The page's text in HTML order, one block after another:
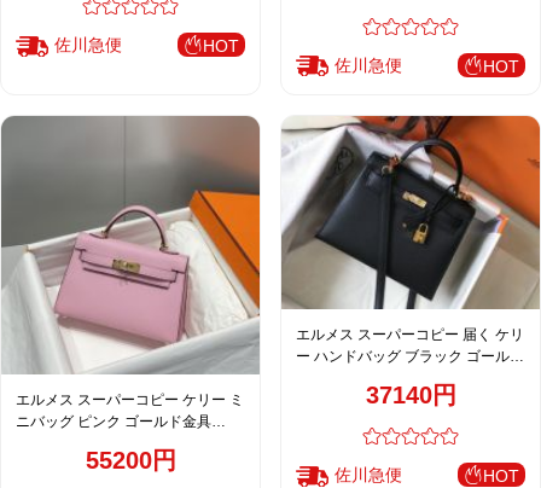
佐川急便 HOT
佐川急便 HOT
エルメス スーパーコピー ケリー ミ
ニバッグ ピンク ゴールド金具
55200円
エルメス スーパーコピー 届く ケリ
ー ハンドバッグ ブラック ゴールド
37140円
佐川急便 HOT